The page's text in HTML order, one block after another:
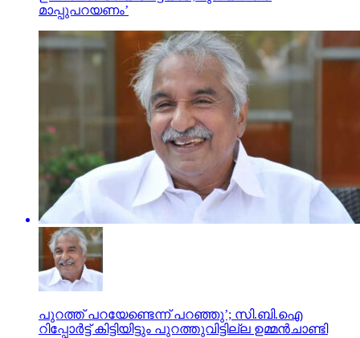
മാപ്പുപറയണം’
പുറത്ത് പറയേണ്ടെന്ന് പറഞ്ഞു’; സി.ബി.ഐ
റിപ്പോര്‍ട്ട് കിട്ടിയിട്ടും പുറത്തുവിട്ടില്ല ഉമ്മന്‍ചാണ്ടി